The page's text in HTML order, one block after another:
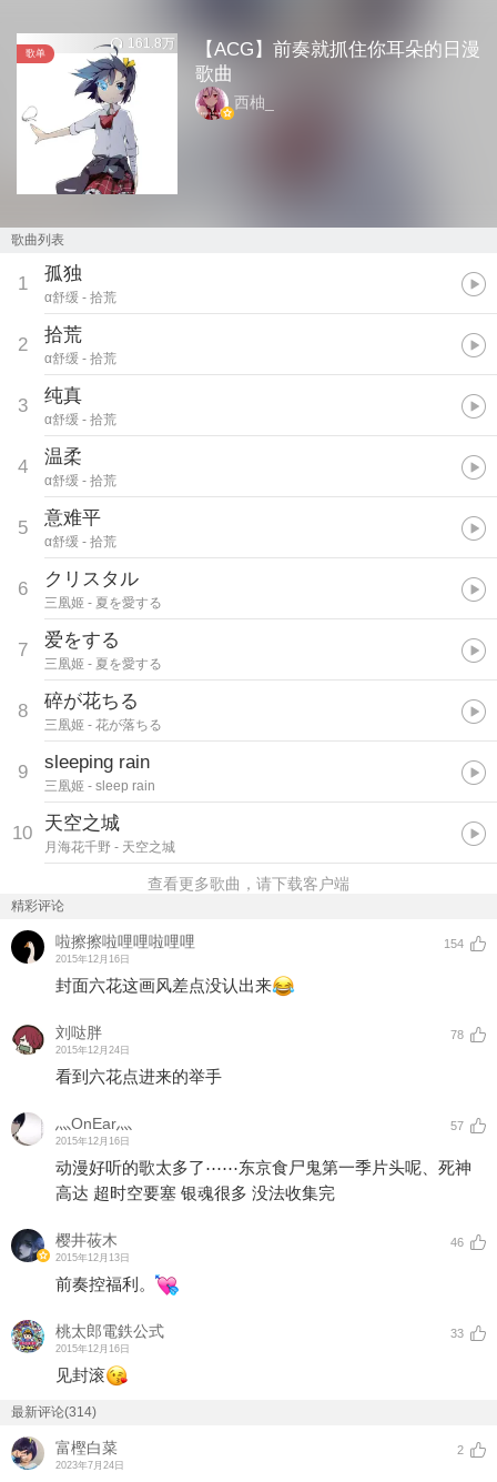
歌单
161.8万
【ACG】前奏就抓住你耳朵的日漫
歌曲
西柚_
歌曲列表
1 孤独
α舒缓 - 拾荒
2 拾荒
α舒缓 - 拾荒
3 纯真
α舒缓 - 拾荒
4 温柔
α舒缓 - 拾荒
5 意难平
α舒缓 - 拾荒
6 クリスタル
三凰姬 - 夏を愛する
7 爱をする
三凰姬 - 夏を愛する
8 碎が花ちる
三凰姬 - 花が落ちる
9 sleeping rain
三凰姬 - sleep rain
10 天空之城
月海花千野 - 天空之城
查看更多歌曲，请下载客户端
精彩评论
啦擦擦啦哩哩啦哩哩
2015年12月16日
154
封面六花这画风差点没认出来
刘哒胖
2015年12月24日
78
看到六花点进来的举手
灬OnEar灬
2015年12月16日
57
动漫好听的歌太多了⋯⋯东京食尸鬼第一季片头呢、死神
高达 超时空要塞 银魂很多 没法收集完
樱井莜木
2015年12月13日
46
前奏控福利。
桃太郎電鉄公式
2015年12月16日
33
见封滚
最新评论(314)
富樫白菜
2023年7月24日
2